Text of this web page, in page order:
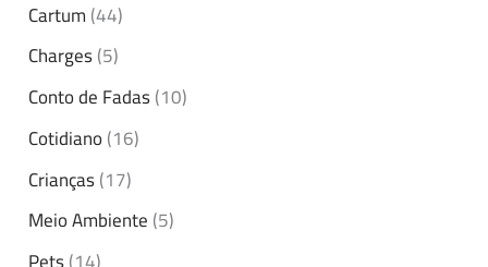
Cartum(44)
Charges(5)
Conto de Fadas(10)
Cotidiano(16)
Crianças(17)
Meio Ambiente(5)